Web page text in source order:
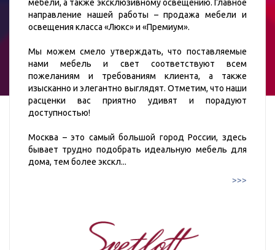
мебели, а также эксклюзивному освещению. Главное
направление нашей работы – продажа мебели и
освещения класса «Люкс» и «Премиум».
Мы можем смело утверждать, что поставляемые
нами мебель и свет соответствуют всем
пожеланиям и требованиям клиента, а также
изысканно и элегантно выглядят. Отметим, что наши
расценки вас приятно удивят и порадуют
доступностью!
Москва – это самый большой город России, здесь
бывает трудно подобрать идеальную мебель для
дома, тем более экскл...
>>>